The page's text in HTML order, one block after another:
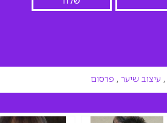
, עיצוב שיער , פרסום